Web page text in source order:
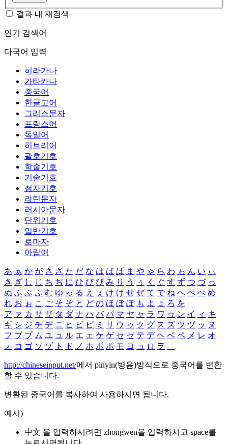
결과 내 재검색
인기 검색어
다국어 입력
히라가나
가타카나
중국어
한글고어
그리스문자
프랑스어
독일어
히브리어
괄호기호
학술기호
기술기호
첨자기호
라틴문자
러시아문자
단위기호
일반기호
로마자
아랍어
あ ぁ か が さ ざ た だ な は ば ぱ ま や ゃ ら わ ゎ ん い ぃ
き ぎ し じ ち ぢ に ひ び ぴ み り う ぅ く ぐ す ず つ づ っ
ぬ ふ ぶ ぷ む ゆ ゅ る え ぇ け げ せ ぜ て で ね へ べ ぺ め
れ お ぉ こ ご そ ぞ と ど の ほ ぼ ぽ も よ ょ ろ を
ア ァ カ サ ザ タ ダ ナ ハ バ パ マ ヤ ャ ラ ワ ヮ ン イ ィ キ
ギ シ ジ チ ヂ ニ ヒ ビ ピ ミ リ ウ ゥ ク グ ス ズ ツ ヅ ッ ヌ
フ ブ プ ム ユ ュ ル エ ェ ケ ゲ セ ゼ テ デ ヘ ベ ペ メ レ オ
ォ コ ゴ ソ ゾ ト ド ノ ホ ボ ポ モ ヨ ョ ロ ヲ ―
http://chineseinput.net/에서 pinyin(병음)방식으로 중국어를 변환
할 수 있습니다.
변환된 중국어를 복사하여 사용하시면 됩니다.
예시)
中文 을 입력하시려면 zhongwen을 입력하시고 space를